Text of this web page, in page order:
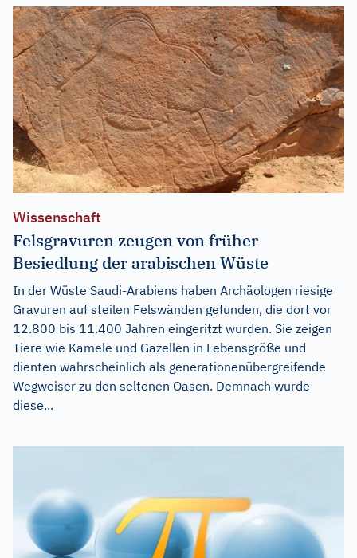
Wissenschaft
Felsgravuren zeugen von früher
Besiedlung der arabischen Wüste
In der Wüste Saudi-Arabiens haben Archäologen riesige
Gravuren auf steilen Felswänden gefunden, die dort vor
12.800 bis 11.400 Jahren eingeritzt wurden. Sie zeigen
Tiere wie Kamele und Gazellen in Lebensgröße und
dienten wahrscheinlich als generationenübergreifende
Wegweiser zu den seltenen Oasen. Demnach wurde
diese...